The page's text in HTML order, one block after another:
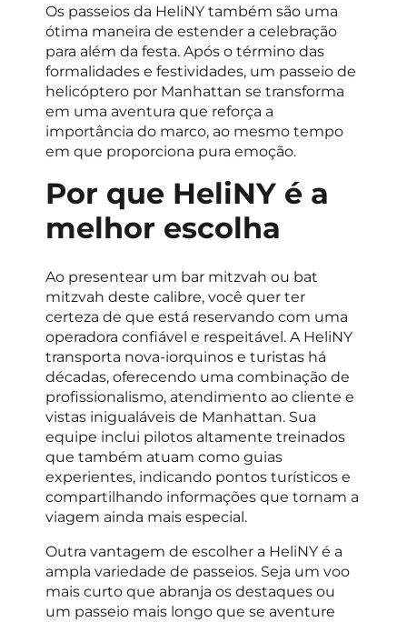
Os passeios da HeliNY também são uma
ótima maneira de estender a celebração
para além da festa. Após o término das
formalidades e festividades, um passeio de
helicóptero por Manhattan se transforma
em uma aventura que reforça a
importância do marco, ao mesmo tempo
em que proporciona pura emoção.
Por que HeliNY é a
melhor escolha
Ao presentear um bar mitzvah ou bat
mitzvah deste calibre, você quer ter
certeza de que está reservando com uma
operadora confiável e respeitável. A HeliNY
transporta nova-iorquinos e turistas há
décadas, oferecendo uma combinação de
profissionalismo, atendimento ao cliente e
vistas inigualáveis ​​de Manhattan. Sua
equipe inclui pilotos altamente treinados
que também atuam como guias
experientes, indicando pontos turísticos e
compartilhando informações que tornam a
viagem ainda mais especial.
Outra vantagem de escolher a HeliNY é a
ampla variedade de passeios. Seja um voo
mais curto que abranja os destaques ou
um passeio mais longo que se aventure